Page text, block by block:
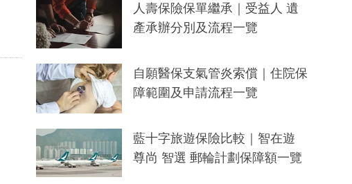
人壽保險保單繼承｜受益人 遺
產承辦分別及流程一覽
自願醫保支氣管炎索償｜住院保
障範圍及申請流程一覽
藍十字旅遊保險比較｜智在遊
尊尚 智選 郵輪計劃保障額一覽